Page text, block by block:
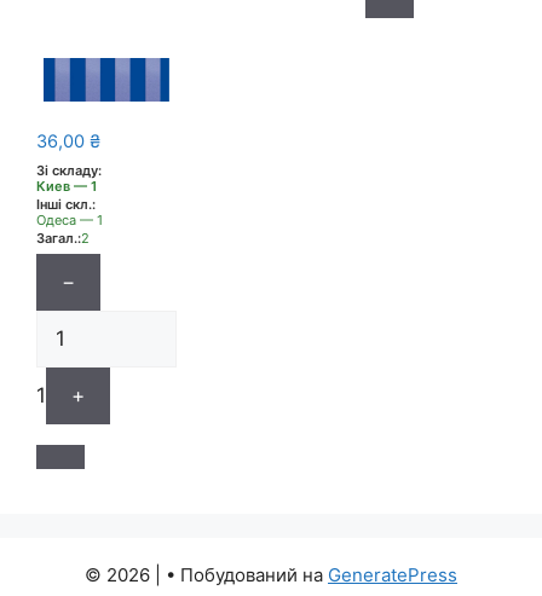
36,00 ₴
Зі складу:
Киев — 1
Інші скл.:
Одеса — 1
Загал.:2
−
1 +
© 2026 | • Побудований на GeneratePress